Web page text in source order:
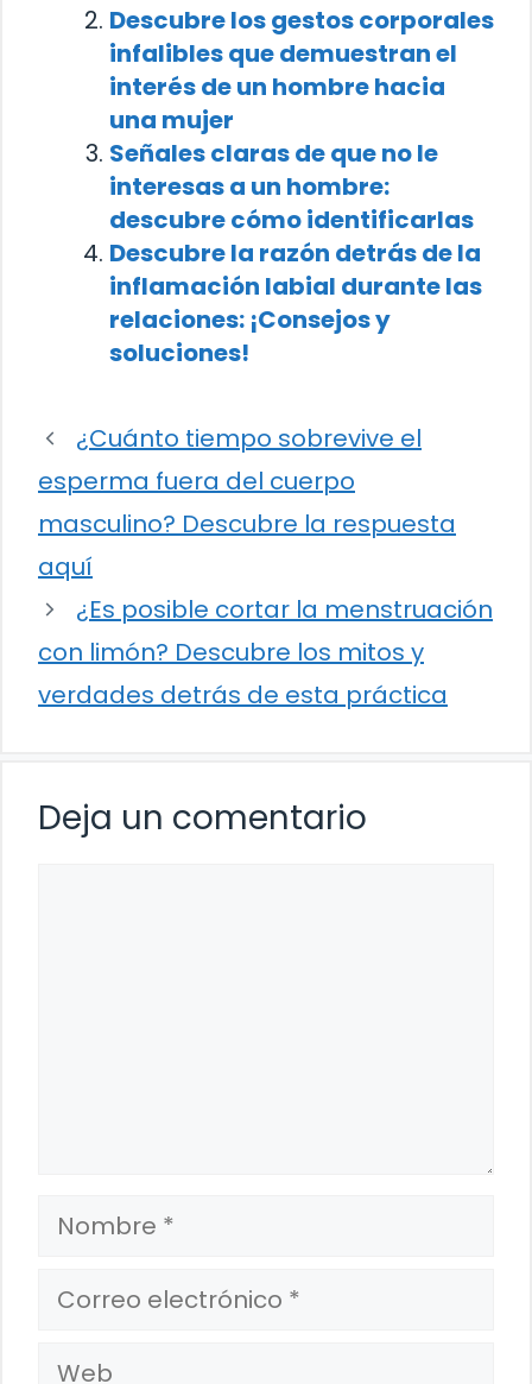
Descubre los gestos corporales
infalibles que demuestran el
interés de un hombre hacia
una mujer
Señales claras de que no le
interesas a un hombre:
descubre cómo identificarlas
Descubre la razón detrás de la
inflamación labial durante las
relaciones: ¡Consejos y
soluciones!
¿Cuánto tiempo sobrevive el
esperma fuera del cuerpo
masculino? Descubre la respuesta
aquí
¿Es posible cortar la menstruación
con limón? Descubre los mitos y
verdades detrás de esta práctica
Deja un comentario
Nombre
Correo
electrónico
Web